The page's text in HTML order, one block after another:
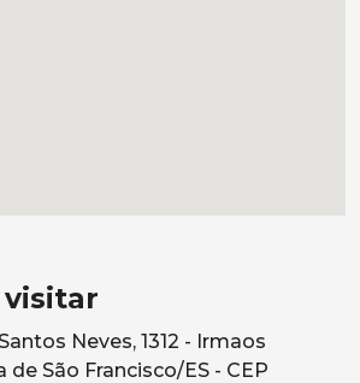
visitar
Neves, 1312 - Irmaos
de São Francisco/ES - CEP